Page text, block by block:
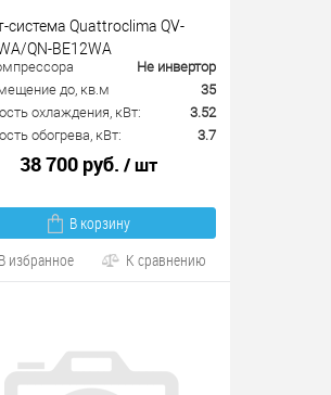
система Quattroclima QV-
QN-BE12WA
Не инвертор
до, кв.м
35
охлаждения, кВт:
3.52
обогрева, кВт:
3.7
38 700 руб. / шт
В корзину
В избранное
К сравнению